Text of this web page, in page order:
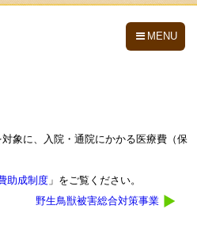
MENU
象に、入院・通院にかかる医療費（保
助成制度 」をご覧ください。
野生鳥獣被害総合対策事業